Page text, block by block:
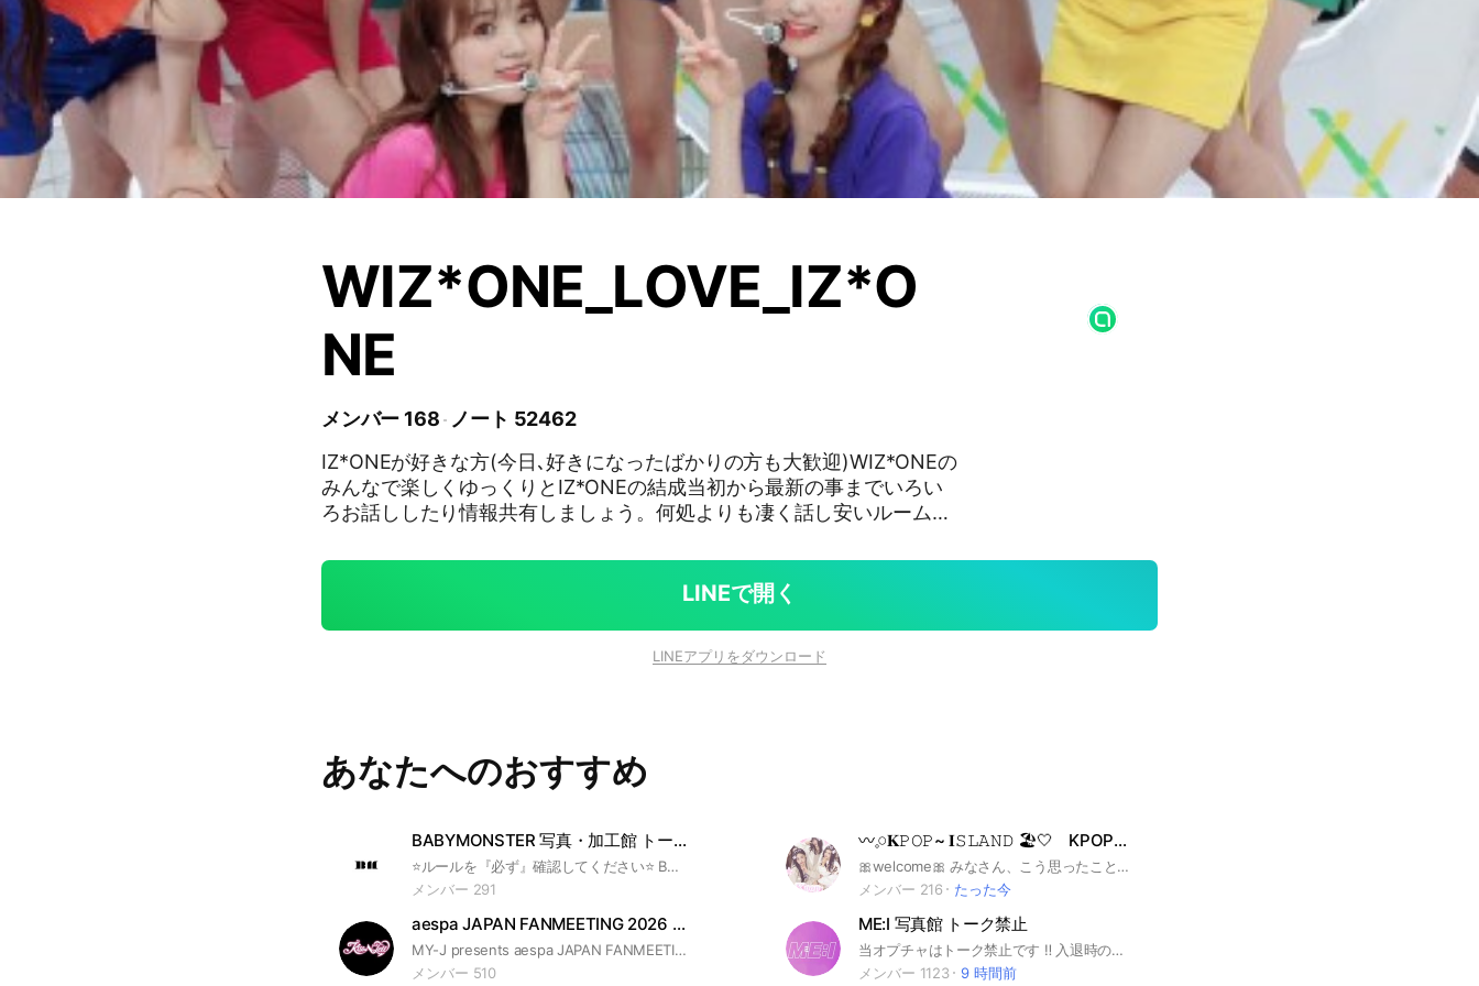
WIZ*ONE_LOVE_IZ*O
NE
メンバー 168
ノート 52462
IZ*ONEが好きな方(今日､好きになったばかりの方も大歓迎)WIZ*ONEの
みんなで楽しくゆっくりとIZ*ONEの結成当初から最新の事までいろい
ろお話ししたり情報共有しましょう。何処よりも凄く話し安いルームで
すし会話中の割り込みでも快く向かい入れてもくれます)なので溶け込み
安く直ぐに仲良くなれます😊現在ではIVE、LESSERAFIM、SAYMYNA
きに来て下さいね！来てもらえれば何処よりも良いオプチャだと分かり
#セイマイネーム
LINEで開く
LINEアプリをダウンロード
あなたへのおすすめ
BABYMONSTER 写真・加工館 トーク🈲
⭐ルールを『必ず』確認してください⭐ BABYMONSTERの写真、加工専用オプチャです-`❤️´- 📍入ったら、オプチャのルールや加工の際のルールが書いてある『大事なノート』を必ず確認してください 📍入退室のあいさつは不要です (あいさつ、自己紹介などはノートにお願い致します) 📍積極的に投稿してくださる方は入っていただきたいです #BABYMONSTER #babymonster #ベイビーモンスター #ベビモン #babymon #YG #K-POP #ケーポップ #韓国 #K-POPアイドル #ケーポップアイドル #韓国アイドル #ヨジャドル #ヨジャ #加工
メンバー 291
〰︎𓈒𓏸𝐊𝙿𝙾𝙿~ 𝐈𝚂𝙻𝙰𝙽𝙳 🏖️🤍 KPOP加工館
🎀welcome🎀 みなさん、こう思ったことありませんか？ kpop全体の加工館すくな！ってそんな人のためのオプチャです！ 数多くあるオプの中から見つけてくださり、ありがとうござい枡✊❤️‍🔥 ここはKpop好きが集まる島弟洲🏝️! このオプはみなさんが作った可愛い加工を共有する場所です💞 もちろん写真だけの共有もあり弟洲..!! Kpop Island で楽しんでいってください! 詳しくはオプの中で待っています😌 💓 まだ作ったばかりなので今なら古参になれるかも..? 𝐎𝐏𝐄𝐍 8.23 《検索よう🔍》 #newjeans #illit #lesselafim #txt #enhypen#tws #ive #aespa #nctwish #me_i #is_sue #twice #bts #blackpink #kissoflife#babymonster #izna#madein #kep1er #itzy#nmixx#ohmygirl #少女時代 #kara #momoland
メンバー 216
たった今
aespa JAPAN FANMEETING 2026 "MY CLASSMaeTE"
MY-J presents aespa JAPAN FANMEETING 2026 "MY CLASSMaeTE" 開催決定🎊 - SCHEDULE - 【東京】 京王アリーナTOKYO ➤ 2026.07.18 sat ① 14:00 ／ ② 18:30 ➤ 2026.07.19 sun ③ 13:00 ／ ④ 17:30 ➤ 2026.07.20 mon ⑤ 13:00 ／ ⑥ 17:30 aespa好きなら誰でも歓迎💙🌙⭐️🦋 #aespa #에스파 #MY #SM #KPOP
メンバー 510
ME:I 写真館 トーク禁止
当オプチャはトーク禁止です ‼️ 入退時の挨拶は不要です 。 入る際はなるべく日プ ME:I 関係の アイコンでお願いします !! 入ったら必ずルールの確認お願いします🙏🏻 作成日 12/16 #ME:I #笠原桃奈 #村上璃杏 #高見文寧 #櫻井美羽 #山本すず #佐々木心菜 #飯田栞月 #清水恵子 #石井蘭 #海老原鼓 #加藤心
メンバー 1123
9 時間前